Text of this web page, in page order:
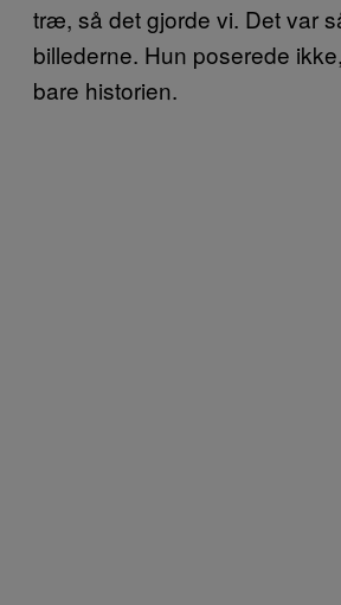
træ, så det gjorde vi. Det var
billederne. Hun poserede
bare historien.